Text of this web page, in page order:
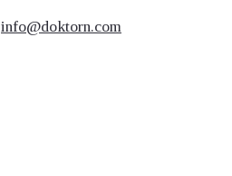
info@doktorn.com